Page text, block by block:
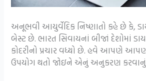
અનૂભવી આયુર્વેદિક નિષ્ણાતો કહે છે કે,
બેસ્ટ છે. ભારત સિવાયનાં બીજાં દેશોમાં
કોદરીનો પ્રચાર વધ્યો છે. હવે આપણે
ઉપયોગ થતો જોઇને એનું અનુકરણ કરવાનું